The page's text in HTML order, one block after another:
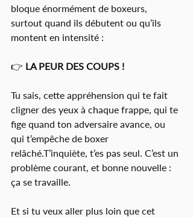
bloque énormément de boxeurs,
surtout quand ils débutent ou qu’ils
montent en intensité :
👉 LA PEUR DES COUPS !
Tu sais, cette appréhension qui te fait
cligner des yeux à chaque frappe, qui te
fige quand ton adversaire avance, ou
qui t’empêche de boxer
relâché.T’inquiète, t’es pas seul. C’est un
problème courant, et bonne nouvelle :
ça se travaille.
Et si tu veux aller plus loin que cet